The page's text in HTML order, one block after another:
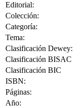
Editorial:
Colección:
Categoría:
Tema:
Clasificación Dewey:
Clasificación BISAC
Clasificación BIC
ISBN:
Páginas:
Año: